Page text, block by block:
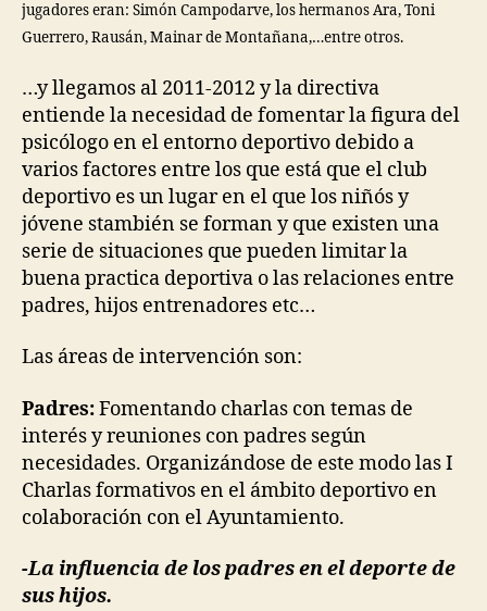
jugadores eran: Simón Campodarve, los hermanos Ara, Toni
Guerrero, Rausán, Mainar de Montañana,…entre otros.
…y llegamos al 2011-2012 y la directiva
entiende la necesidad de fomentar la figura del
psicólogo en el entorno deportivo debido a
varios factores entre los que está que el club
deportivo es un lugar en el que los niñós y
jóvene stambién se forman y que existen una
serie de situaciones que pueden limitar la
buena practica deportiva o las relaciones entre
padres, hijos entrenadores etc…
Las áreas de intervención son:
Padres:Fomentando charlas con temas de
interés y reuniones con padres según
necesidades. Organizándose de este modo las I
Charlas formativos en el ámbito deportivo en
colaboración con el Ayuntamiento.
-La influencia de los padres en el deporte de
sus hijos.